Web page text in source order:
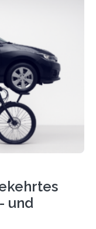
Prozent. Die
Research
2025 online
sind…
und